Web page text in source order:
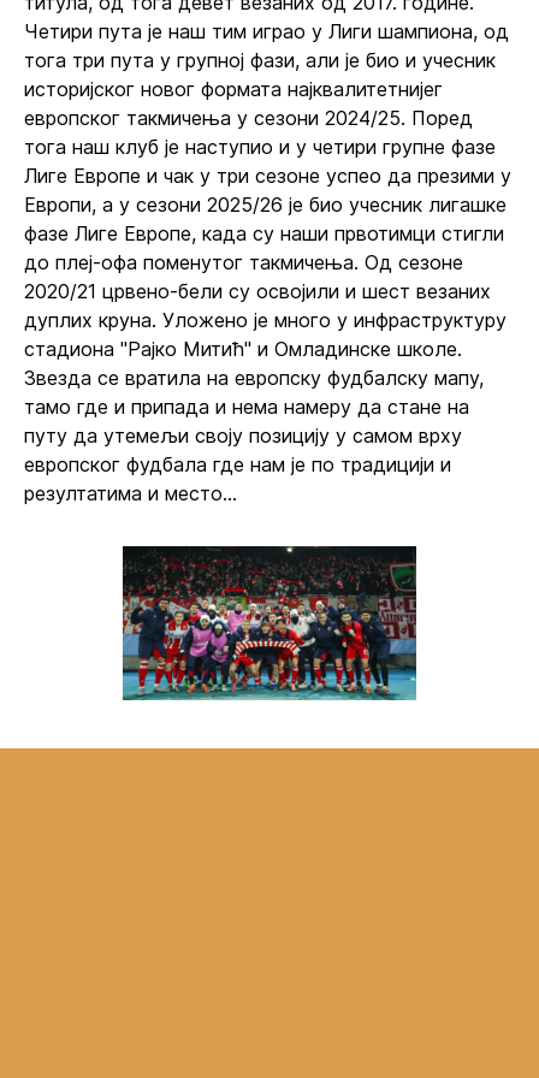
Четири пута је наш тим играо у Лиги шампиона, од
тога три пута у групној фази, али је био и учесник
историјског новог формата најквалитетнијег
европског такмичења у сезони 2024/25. Поред
тога наш клуб је наступио и у четири групне фазе
Лиге Европе и чак у три сезоне успео да презими у
Европи, а у сезони 2025/26 је био учесник лигашке
фазе Лиге Европе, када су наши првотимци стигли
до плеј-офа поменутог такмичења. Од сезоне
2020/21 црвено-бели су освојили и шест везаних
дуплих круна. Уложено је много у инфраструктуру
стадиона "Рајко Митић" и Омладинске школе.
Звезда се вратила на европску фудбалску мапу,
тамо где и припада и нема намеру да стане на
путу да утемељи своју позицију у самом врху
европског фудбала где нам је по традицији и
резултатима и место...